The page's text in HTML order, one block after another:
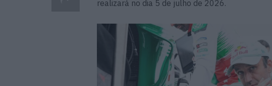
realizará no dia 5 de julho de 2026.